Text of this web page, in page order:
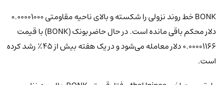
BONK خط روند نزولی را شکسته و بالای ناحیه مقاومتی ۰.۰۰۰۰۱۰۰۰
دلار محکم باقی مانده است. در حال حاضر بونک (BONK) با قیمت
۰.۰۰۰۰۱۱۶۶ دلار معامله می‌شود و در یک هفته بیش از ۴۵٪ رشد کرده
است.